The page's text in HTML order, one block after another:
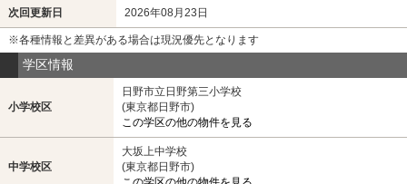
次回更新日 2026年08月23日
※各種情報と差異がある場合は現況優先となります
学区情報
小学校区
日野市立日野第三小学校
(東京都日野市)
この学区の他の物件を見る
中学校区
大坂上中学校
(東京都日野市)